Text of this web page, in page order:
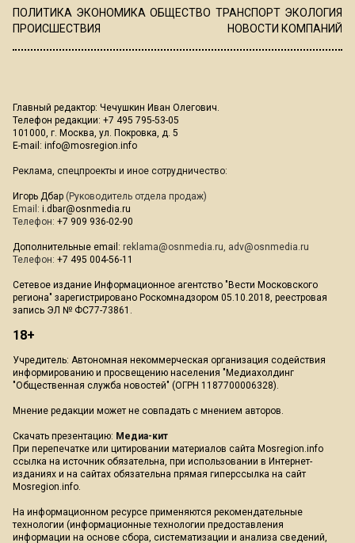
ПОЛИТИКА ЭКОНОМИКА ОБЩЕСТВО ТРАНСПОРТ ЭКОЛОГИЯ
ПРОИСШЕСТВИЯ
НОВОСТИ КОМПАНИЙ
Главный редактор: Чечушкин Иван Олегович.
Телефон редакции: +7 495 795-53-05
101000, г. Москва, ул. Покровка, д. 5
E-mail: info@mosregion.info
Реклама, спецпроекты и иное сотрудничество:
Игорь Дбар (Руководитель отдела продаж)
Email: i.dbar@osnmedia.ru
Телефон: +7 909 936-02-90
Дополнительные email: reklama@osnmedia.ru, adv@osnmedia.ru
Телефон: +7 495 004-56-11
Сетевое издание Информационное агентство "Вести Московского
региона" зарегистрировано Роскомнадзором 05.10.2018, реестровая
запись ЭЛ № ФС77-73861.
18+
Учредитель: Автономная некоммерческая организация содействия
информированию и просвещению населения "Медиахолдинг
"Общественная служба новостей" (ОГРН 1187700006328).
Мнение редакции может не совпадать с мнением авторов.
Скачать презентацию: Медиа-кит
При перепечатке или цитировании материалов сайта Mosregion.info
ссылка на источник обязательна, при использовании в Интернет-
изданиях и на сайтах обязательна прямая гиперссылка на сайт
Mosregion.info.
На информационном ресурсе применяются рекомендательные
технологии (информационные технологии предоставления
информации на основе сбора, систематизации и анализа сведений,